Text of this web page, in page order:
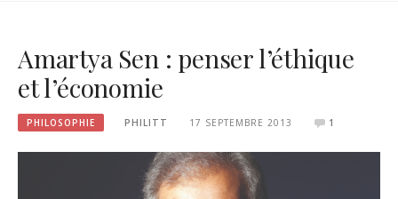
Amartya Sen : penser l’éthique
et l’économie
PHILOSOPHIE PHILITT 17 SEPTEMBRE 2013 1